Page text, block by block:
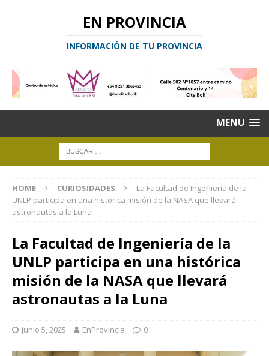
EN PROVINCIA
INFORMACIÓN DE TU PROVINCIA
MENU
HOME CURIOSIDADES
La Facultad de Ingeniería de la
UNLP participa en una histórica misión de la NASA que llevará
astronautas a la Luna
La Facultad de Ingeniería de la
UNLP participa en una histórica
misión de la NASA que llevará
astronautas a la Luna
junio 5, 2025 EnProvincia 0